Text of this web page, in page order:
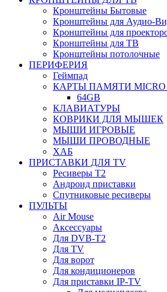
Кронштейны Бытовые
Кронштейны для Аудио-
Кронштейны для
Кронштейны для ТВ
Кронштейны потолочные
ПЕРИФЕРИЯ
Геймпад
КАРТЫ ПАМЯТИ MICRO
64GB
КЛАВИАТУРЫ
КОВРИКИ ДЛЯ МЫШЕК
МЫШИ ИГРОВЫЕ
МЫШИ ПРОВОДНЫЕ
ХАБ
ПРИСТАВКИ ДЛЯ TV
Ресиверы Т2
Андроид приставки
Спутниковые ресиверы
ПУЛЬТЫ
Air Mouse
Аксессуары
Для DVB-T2
Для TV
Для ворот
Для кондиционеров
Для приставки IP-TV